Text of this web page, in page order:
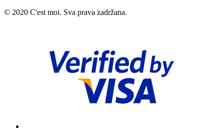
© 2020 C'est moi. Sva prava zadržana.